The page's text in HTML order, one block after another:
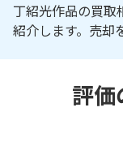
丁紹光作品の買取
紹介します。売却
評